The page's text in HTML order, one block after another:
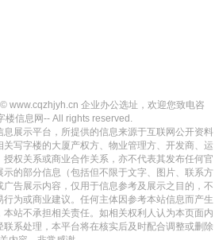
www.cqzhjyh.cn 企业办公选址，欢迎您致电咨
楼信息网-- All rights reserved.
展示平台，所提供的信息来源于互联网公开资料
写字楼的大厦产权方、物业管理方、开发商、运
权关系或商业合作关系，亦不代表其发布任何官
的部分信息（包括但不限于文字、图片、联系方
告展示内容，仅用于信息参考及展示之目的，不
为或商业建议。任何主体因参考本站信息而产生
站不承担相关责任。如相关权利人认为本页面内
系处理，本平台将在核实后及时配合调整或删除